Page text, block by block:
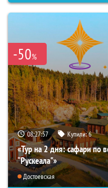
-50%
08:27:56 Купили:6
«Тур на 2 дня: сафари по
“Рускеала"»
Достоевская